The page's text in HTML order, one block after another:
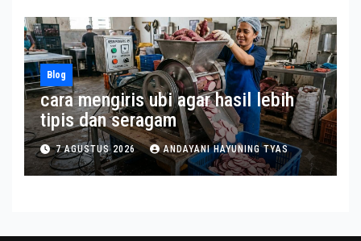
Blog
cara mengiris ubi agar hasil lebih
tipis dan seragam
7 AGUSTUS 2026 ANDAYANI HAYUNING TYAS